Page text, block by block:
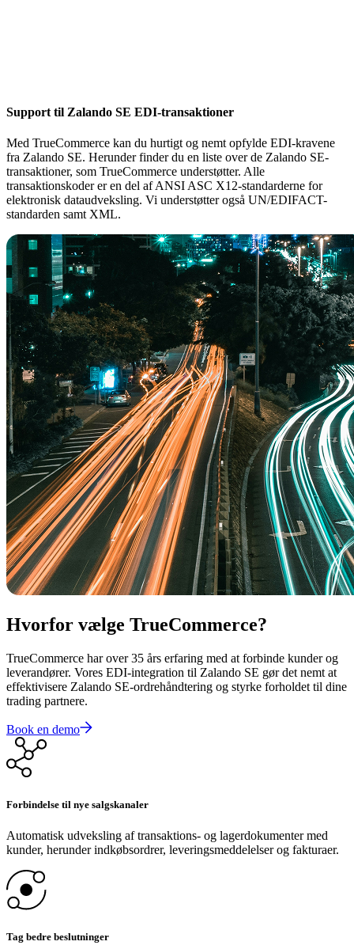
Support til Zalando SE EDI-transaktioner
Med TrueCommerce kan du hurtigt og nemt opfylde EDI-kravene
fra Zalando SE. Herunder finder du en liste over de Zalando SE-
transaktioner, som TrueCommerce understøtter. Alle
transaktionskoder er en del af ANSI ASC X12-standarderne for
elektronisk dataudveksling. Vi understøtter også UN/EDIFACT-
standarden samt XML.
Hvorfor vælge TrueCommerce?
TrueCommerce har over 35 års erfaring med at forbinde kunder og
leverandører. Vores EDI-integration til Zalando SE gør det nemt at
effektivisere Zalando SE-ordrehåndtering og styrke forholdet til dine
trading partnere.
Book en demo
Forbindelse til nye salgskanaler
Automatisk udveksling af transaktions- og lagerdokumenter med
kunder, herunder indkøbsordrer, leveringsmeddelelser og fakturaer.
Tag bedre beslutninger